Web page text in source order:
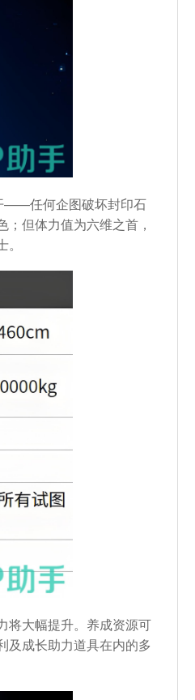
——任何企图破坏封印石
但体力值为六维之首，
将大幅提升。养成资源可
及成长助力道具在内的多